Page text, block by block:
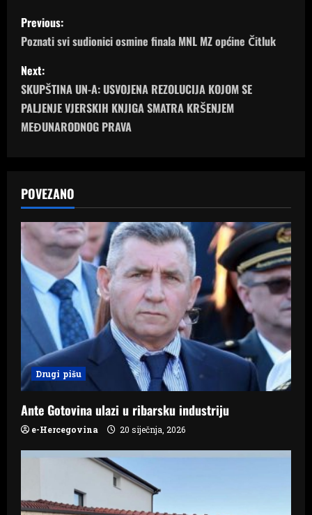
P
o
s
t
n
v
i
g
a
t
o
n
Previous:
Poznati svi sudionici osmine finala MNL MZ općine Čitluk
Next:
SKUPŠTINA UN-A: USVOJENA REZOLUCIJA KOJOM SE
PALJENJE VJERSKIH KNJIGA SMATRA KRŠENJEM
MEĐUNARODNOG PRAVA
POVEZANO
Drugi pišu
Ante Gotovina ulazi u ribarsku industriju
e-Hercegovina 20 siječnja, 2026